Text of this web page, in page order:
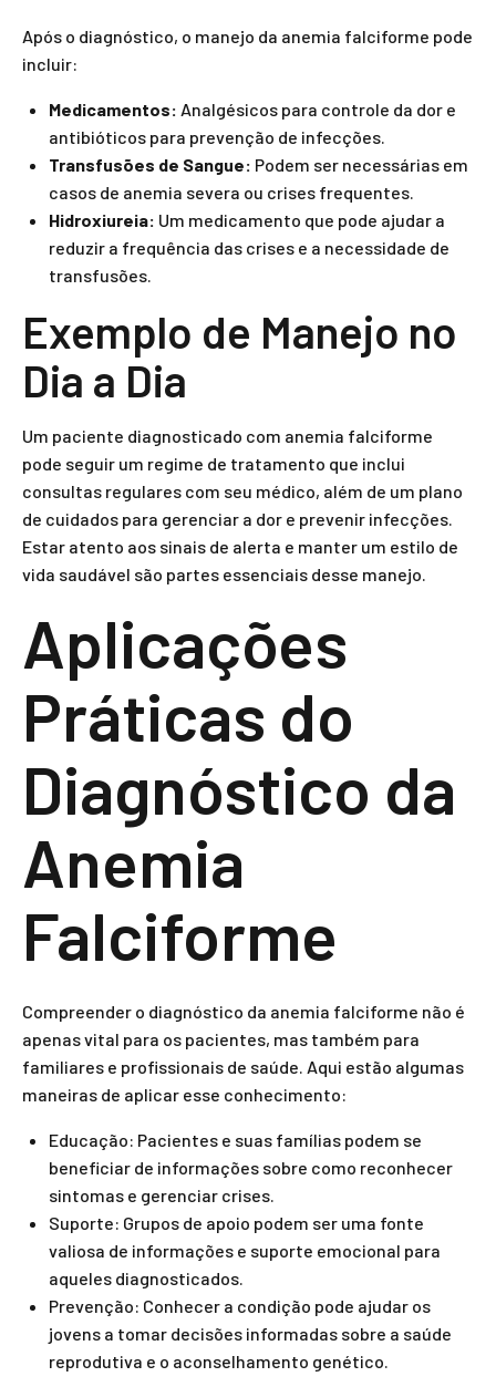
Após o diagnóstico, o manejo da anemia falciforme pode
incluir:
Medicamentos: Analgésicos para controle da dor e
antibióticos para prevenção de infecções.
Transfusões de Sangue: Podem ser necessárias em
casos de anemia severa ou crises frequentes.
Hidroxiureia: Um medicamento que pode ajudar a
reduzir a frequência das crises e a necessidade de
transfusões.
Exemplo de Manejo no
Dia a Dia
Um paciente diagnosticado com anemia falciforme
pode seguir um regime de tratamento que inclui
consultas regulares com seu médico, além de um plano
de cuidados para gerenciar a dor e prevenir infecções.
Estar atento aos sinais de alerta e manter um estilo de
vida saudável são partes essenciais desse manejo.
Aplicações
Práticas do
Diagnóstico da
Anemia
Falciforme
Compreender o diagnóstico da anemia falciforme não é
apenas vital para os pacientes, mas também para
familiares e profissionais de saúde. Aqui estão algumas
maneiras de aplicar esse conhecimento:
Educação: Pacientes e suas famílias podem se
beneficiar de informações sobre como reconhecer
sintomas e gerenciar crises.
Suporte: Grupos de apoio podem ser uma fonte
valiosa de informações e suporte emocional para
aqueles diagnosticados.
Prevenção: Conhecer a condição pode ajudar os
jovens a tomar decisões informadas sobre a saúde
reprodutiva e o aconselhamento genético.